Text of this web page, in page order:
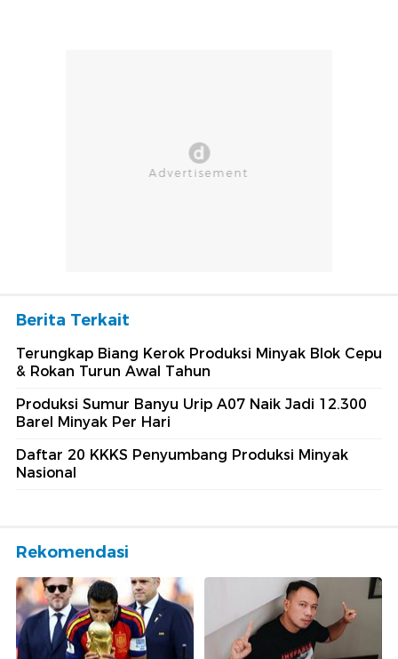
Berita Terkait
Terungkap Biang Kerok Produksi Minyak Blok Cepu
& Rokan Turun Awal Tahun
Produksi Sumur Banyu Urip A07 Naik Jadi 12.300
Barel Minyak Per Hari
Daftar 20 KKKS Penyumbang Produksi Minyak
Nasional
Rekomendasi